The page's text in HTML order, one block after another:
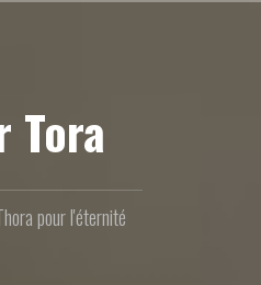
Tora
pour l'éternité